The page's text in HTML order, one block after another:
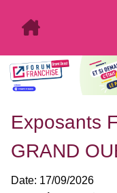
Exposants
GRAND
Date: 17/09/2026